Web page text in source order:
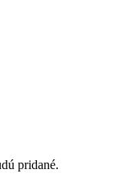
pridané.